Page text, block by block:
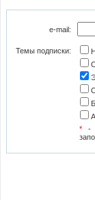
e-mail:
Темы подписки:
* -